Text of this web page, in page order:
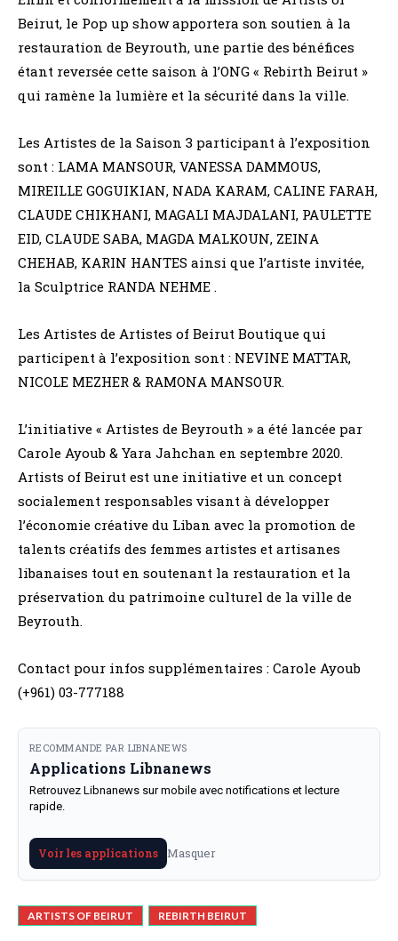
Beirut, le Pop up show apportera son soutien à la
restauration de Beyrouth, une partie des bénéfices
étant reversée cette saison à l’ONG « Rebirth Beirut »
qui ramène la lumière et la sécurité dans la ville.
Les Artistes de la Saison 3 participant à l’exposition
sont : LAMA MANSOUR, VANESSA DAMMOUS,
MIREILLE GOGUIKIAN, NADA KARAM, CALINE FARAH,
CLAUDE CHIKHANI, MAGALI MAJDALANI, PAULETTE
EID, CLAUDE SABA, MAGDA MALKOUN, ZEINA
CHEHAB, KARIN HANTES ainsi que l’artiste invitée,
la Sculptrice RANDA NEHME .
Les Artistes de Artistes of Beirut Boutique qui
participent à l’exposition sont : NEVINE MATTAR,
NICOLE MEZHER & RAMONA MANSOUR.
L’initiative « Artistes de Beyrouth » a été lancée par
Carole Ayoub & Yara Jahchan en septembre 2020.
Artists of Beirut est une initiative et un concept
socialement responsables visant à développer
l’économie créative du Liban avec la promotion de
talents créatifs des femmes artistes et artisanes
libanaises tout en soutenant la restauration et la
préservation du patrimoine culturel de la ville de
Beyrouth.
Contact pour infos supplémentaires : Carole Ayoub
(+961) 03-777188
RECOMMANDE PAR LIBNANEWS
Applications Libnanews
Retrouvez Libnanews sur mobile avec notifications et lecture
rapide.
Voir les applications Masquer
ARTISTS OF BEIRUT REBIRTH BEIRUT